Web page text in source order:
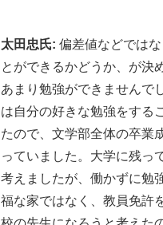
太田忠氏: 偏差値などでは
とができるかどうか、が決
あまり勉強ができませんで
は自分の好きな勉強をする
たので、文学部全体の卒業
っていました。大学に残っ
考えましたが、働かずに勉
福な家ではなく、教員免許